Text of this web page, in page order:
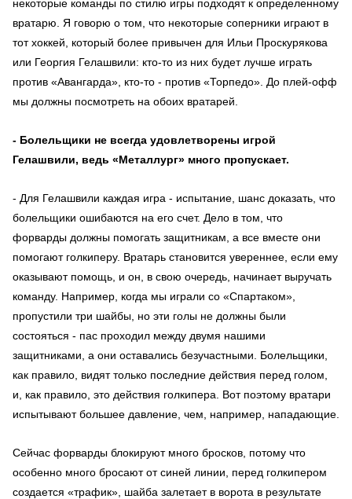
некоторые команды по стилю игры подходят к определенному
вратарю. Я говорю о том, что некоторые соперники играют в
тот хоккей, который более привычен для Ильи Проскурякова
или Георгия Гелашвили: кто-то из них будет лучше играть
против «Авангарда», кто-то - против «Торпедо». До плей-офф
мы должны посмотреть на обоих вратарей.
- Болельщики не всегда удовлетворены игрой
Гелашвили, ведь «Металлург» много пропускает.
- Для Гелашвили каждая игра - испытание, шанс доказать, что
болельщики ошибаются на его счет. Дело в том, что
форварды должны помогать защитникам, а все вместе они
помогают голкиперу. Вратарь становится увереннее, если ему
оказывают помощь, и он, в свою очередь, начинает выручать
команду. Например, когда мы играли со «Спартаком»,
пропустили три шайбы, но эти голы не должны были
состояться - пас проходил между двумя нашими
защитниками, а они оставались безучастными. Болельщики,
как правило, видят только последние действия перед голом,
и, как правило, это действия голкипера. Вот поэтому вратари
испытывают большее давление, чем, например, нападающие.
Сейчас форварды блокируют много бросков, потому что
особенно много бросают от синей линии, перед голкипером
создается «трафик», шайба залетает в ворота в результате